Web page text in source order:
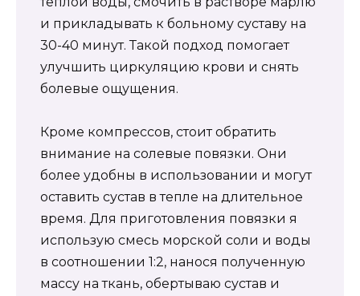
и прикладывать к больному суставу на
30-40 минут. Такой подход помогает
улучшить циркуляцию крови и снять
болевые ощущения.
Кроме компрессов, стоит обратить
внимание на солевые повязки. Они
более удобны в использовании и могут
оставить сустав в тепле на длительное
время. Для приготовления повязки я
использую смесь морской соли и воды
в соотношении 1:2, нанося полученную
массу на ткань, обертываю сустав и